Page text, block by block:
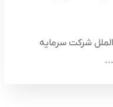
شرکت سرمایه